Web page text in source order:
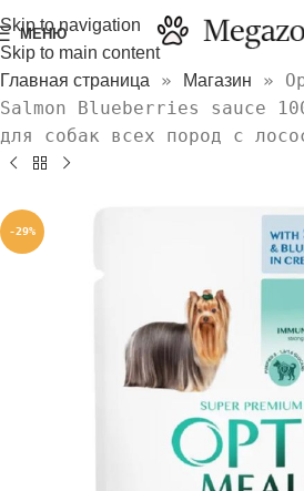
Skip to navigation
Skip to main content
МЕНЮ
Главная страница » Магазин »
Salmon Blueberries sauce
для собак всех пород с
-29%